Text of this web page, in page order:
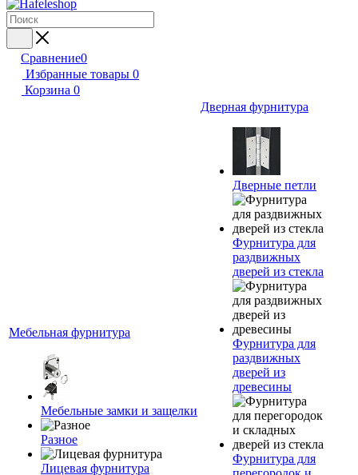
Сравнение0
Избранные товары 0
Корзина 0
Мебельная фурнитура
Мебельные замки и защелки
Разное
Лицевая фурнитура
Дверная фурнитура
Дверные петли
Фурнитура для
раздвижных
дверей из стекла
Фурнитура для
раздвижных
дверей из
древесины
Фурнитура для